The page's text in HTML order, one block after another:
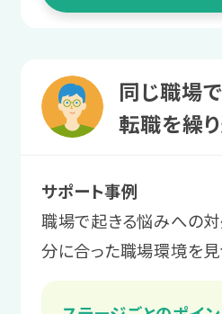
あなたらしく
環境を探す
します。
サポート例
特性を整理し
向いている仕事や働き
めに、自己分析をしま
サポート例
同じ職場
転職を繰
サポート事例
職場で起きる悩みへの
分に合った職場環境を見